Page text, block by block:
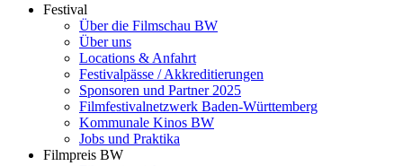
Festival
Über die Filmschau BW
Über uns
Locations & Anfahrt
Festivalpässe / Akkreditierungen
Sponsoren und Partner 2025
Filmfestivalnetzwerk ­Baden-Württemberg
Kommunale Kinos BW
Jobs und Praktika
Filmpreis BW